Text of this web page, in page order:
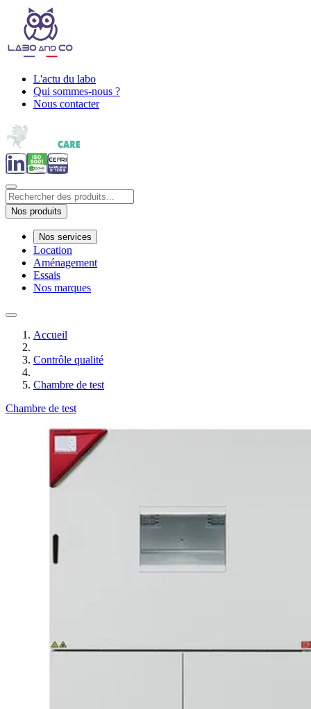
L'actu du labo
Qui sommes-nous ?
Nous contacter
Nos produits
Nos services
Location
Aménagement
Essais
Nos marques
Accueil
Contrôle qualité
Chambre de test
Chambre de test